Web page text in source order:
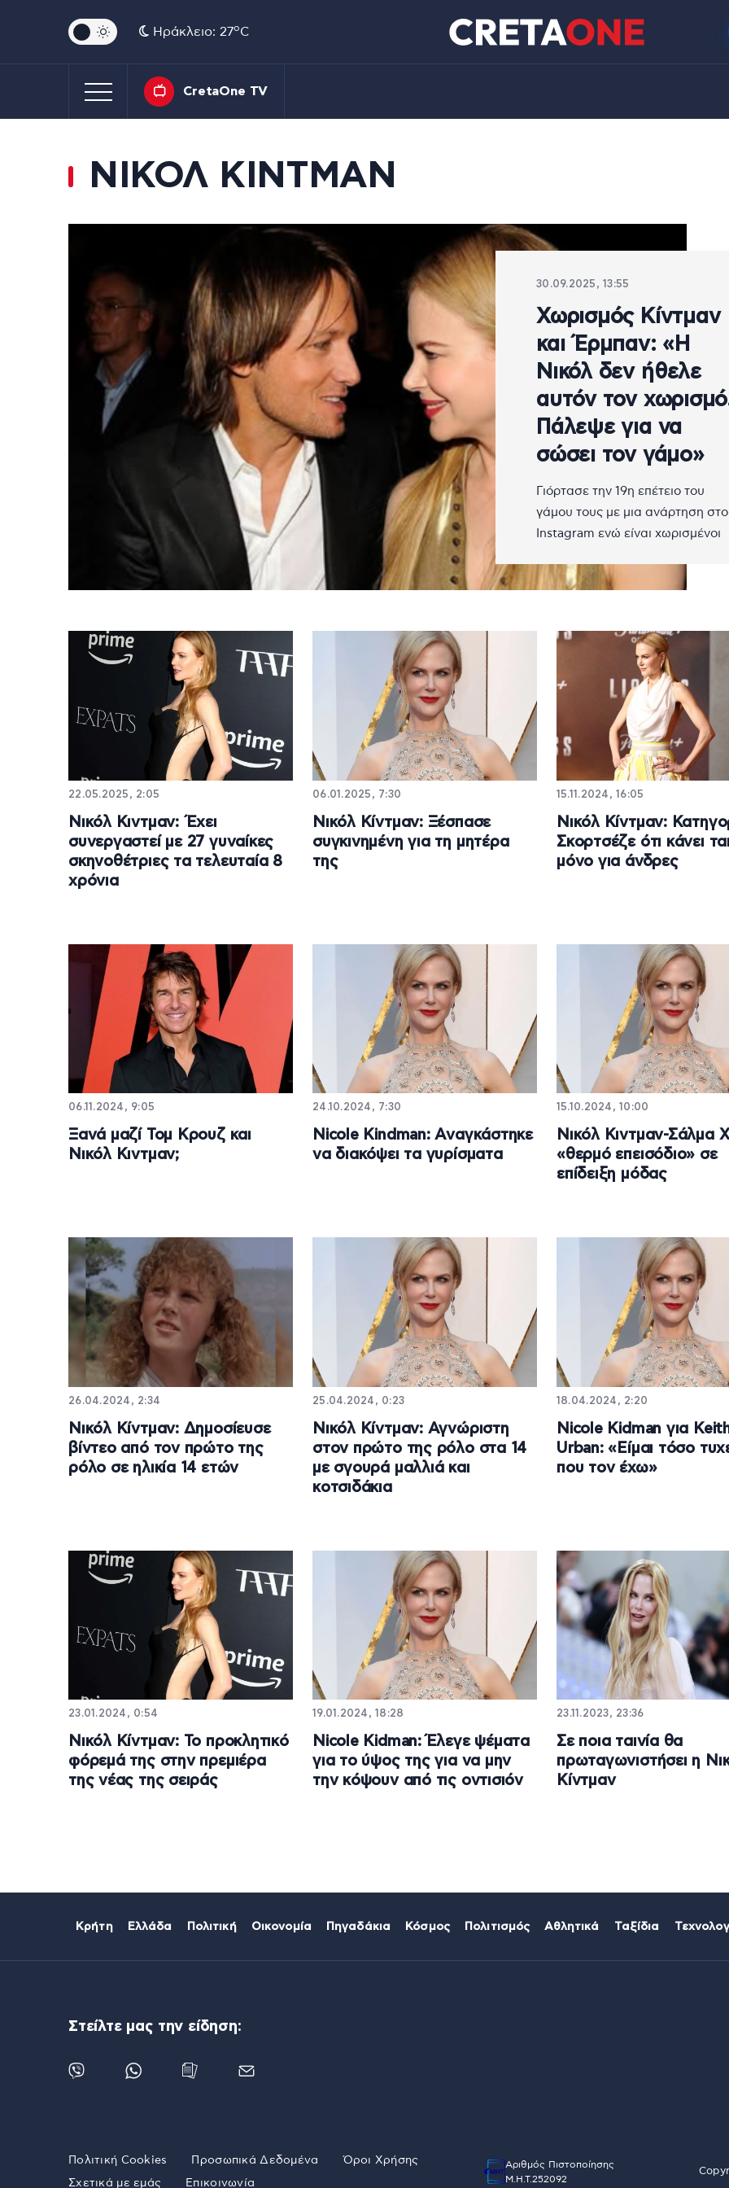
Ηράκλειο: 27oC
CretaOne TV
ΝΙΚΟΛ ΚΙΝΤΜΑΝ
30.09.2025, 13:55
Χωρισμός Κίντμαν
και Έρμπαν: «Η
Νικόλ δεν ήθελε
αυτόν τον
Πάλεψε για να
σώσει τον γάμο»
Γιόρτασε την 19η επέτειο του
γάμου τους με μια ανάρτηση στο
Instagram ενώ είναι χωρισμένοι
22.05.2025, 2:05
Νικόλ Κιντμαν: Έχει
συνεργαστεί με 27 γυναίκες
σκηνοθέτριες τα τελευταία 8
χρόνια
06.01.2025, 7:30
Νικόλ Κίντμαν: Ξέσπασε
συγκινημένη για τη μητέρα
της
15.11.2024, 16:05
Νικόλ Κίντμαν:
Σκορτσέζε ότι κάνει
μόνο για άνδρες
06.11.2024, 9:05
Ξανά μαζί Τομ Κρουζ και
Νικόλ Κιντμαν;
24.10.2024, 7:30
Nicole Kindman: Αναγκάστηκε
να διακόψει τα γυρίσματα
15.10.2024, 10:00
Νικόλ Κιντμαν-Σάλμα
«θερμό επεισόδιο» σε
επίδειξη μόδας
26.04.2024, 2:34
Νικόλ Κίντμαν: Δημοσίευσε
βίντεο από τον πρώτο της
ρόλο σε ηλικία 14 ετών
25.04.2024, 0:23
Νικόλ Κίντμαν: Αγνώριστη
στον πρώτο της ρόλο στα 14
με σγουρά μαλλιά και
κοτσιδάκια
18.04.2024, 2:20
Nicole Kidman για
Urban: «Είμαι τόσο
που τον έχω»
23.01.2024, 0:54
Νικόλ Κίντμαν: Το προκλητικό
φόρεμά της στην πρεμιέρα
της νέας της σειράς
19.01.2024, 18:28
Νicole Kidman: Έλεγε ψέματα
για το ύψος της για να μην
την κόψουν από τις οντισιόν
23.11.2023, 23:36
Σε ποια ταινία θα
πρωταγωνιστήσει η
Κίντμαν
Κρήτη Ελλάδα Πολιτική Οικονομία Πηγαδάκια Κόσμος Πολιτισμός Αθλητικά Ταξίδια
Στείλτε μας την είδηση:
Πολιτική Cookies Προσωπικά Δεδομένα
Όροι Χρήσης
Σχετικά με εμάς
Επικοινωνία
Αριθμός Πιστοποίησης
Μ.Η.Τ.252092